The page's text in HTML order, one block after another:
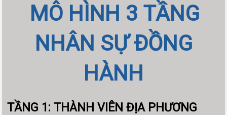
MÔ HÌNH 3 TẦNG
NHÂN SỰ ĐỒNG
HÀNH
TẦNG 1: THÀNH VIÊN ĐỊA PHƯƠNG